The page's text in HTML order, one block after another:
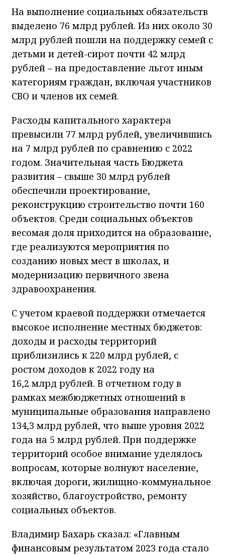
На выполнение социальных обязательств
выделено 76 млрд рублей. Из них около 30
млрд рублей пошли на поддержку семей с
детьми и детей-сирот почти 42 млрд
рублей – на предоставление льгот иным
категориям граждан, включая участников
СВО и членов их семей.
Расходы капитального характера
превысили 77 млрд рублей, увеличившись
на 7 млрд рублей по сравнению с 2022
годом. Значительная часть Бюджета
развития – свыше 30 млрд рублей
обеспечили проектирование,
реконструкцию строительство почти 160
объектов. Среди социальных объектов
весомая доля приходится на образование,
где реализуются мероприятия по
созданию новых мест в школах, и
модернизацию первичного звена
здравоохранения.
С учетом краевой поддержки отмечается
высокое исполнение местных бюджетов:
доходы и расходы территорий
приблизились к 220 млрд рублей, с
ростом доходов к 2022 году на
16,2 млрд рублей. В отчетном году в
рамках межбюджетных отношений в
муниципальные образования направлено
134,3 млрд рублей, что выше уровня 2022
года на 5 млрд рублей. При поддержке
территорий особое внимание уделялось
вопросам, которые волнуют население,
включая дороги, жилищно-коммунальное
хозяйство, благоустройство, ремонту
социальных объектов.
Владимир Бахарь сказал: «Главным
финансовым результатом 2023 года стало